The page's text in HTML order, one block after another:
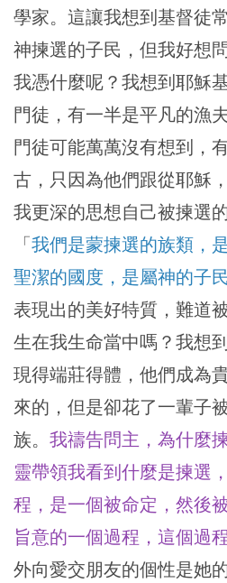
學家。這讓我想到基督徒
神揀選的子民，但我好想
我憑什麼呢？我想到耶穌
門徒，有一半是平凡的漁
門徒可能萬萬沒有想到，
古，只因為他們跟從耶穌
我更深的思想自己被揀選
「 我們是蒙揀選的族類，
聖潔的國度，是屬神的子民
表現出的美好特質，難道
生在我生命當中嗎？我想
現得端莊得體，他們成為
來的，但是卻花了一輩子
族。 我禱告問主，為什麼
靈帶領我看到什麼是揀選
程，是一個被命定，然後
旨意的一個過程，這個過
外向愛交朋友的個性是她